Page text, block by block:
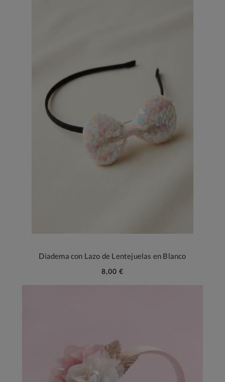
Diadema con Lazo de Lentejuelas en Blanco
8,00 €